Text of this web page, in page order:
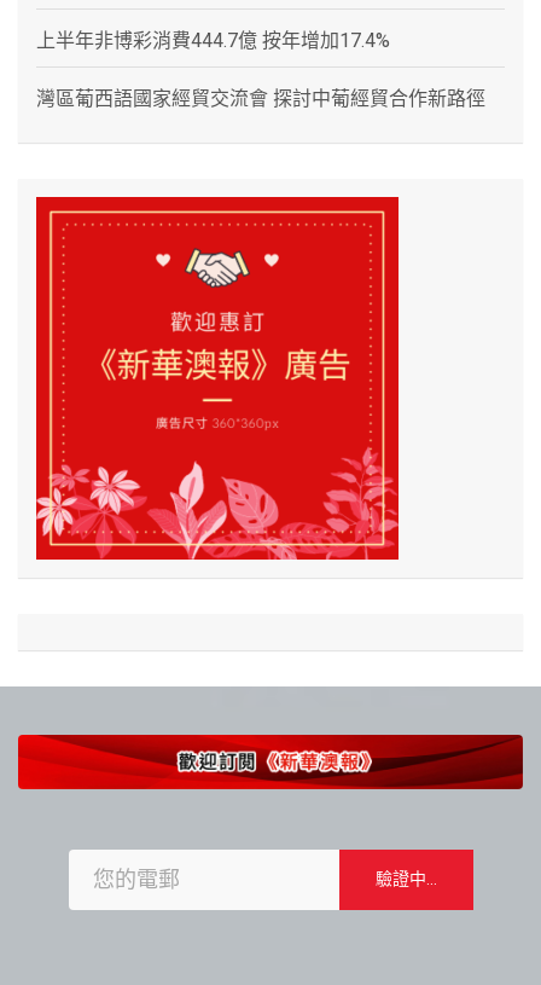
上半年非博彩消費444.7億 按年增加17.4%
灣區葡西語國家經貿交流會 探討中葡經貿合作新路徑